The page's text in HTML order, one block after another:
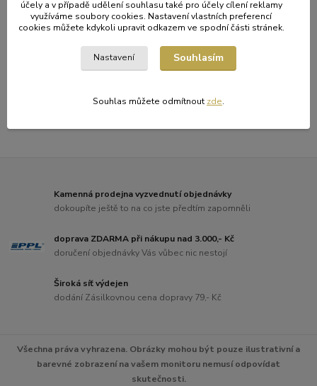
Líbil se článek? Sdílejte ho s přáteli
Kamenná prodejna vyzvednutí objednávky
dokoupíte ještě to na co jste předtím zapomněli
doprava ZDARMA při nákupu nad 3.000,- Kč
doručení objednávky Vás vůbec nic nestojí
Široká síť výdejen
dodání Zásilkovnou cena dopravy 79,- Kč
Všechna práva vyhrazena. Obrázky mohou být pouze ilustrativní a
barevné zobrazení na vašem monitoru nemusí odpovídat
skutečnosti.
účely a v případě udělení souhlasu také pro účely cílení reklamy
využíváme soubory cookies. Nastavení vlastních preferencí
cookies můžete kdykoli upravit odkazem ve spodní části stránek.
Nastavení Souhlasím
Souhlas můžete odmítnout zde.